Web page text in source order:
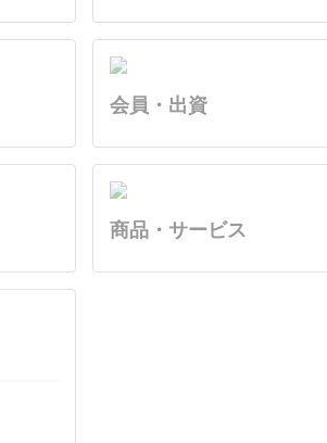
会員・出資
商品・サービス